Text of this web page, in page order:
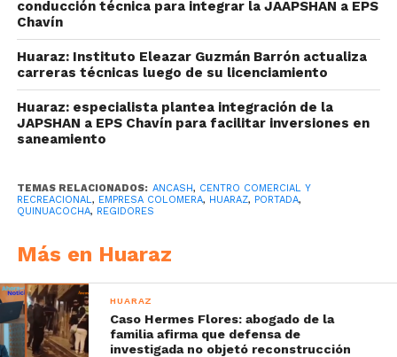
conducción técnica para integrar la JAAPSHAN a EPS
Chavín
Huaraz: Instituto Eleazar Guzmán Barrón actualiza
carreras técnicas luego de su licenciamiento
Huaraz: especialista plantea integración de la
JAPSHAN a EPS Chavín para facilitar inversiones en
saneamiento
TEMAS RELACIONADOS: ANCASH, CENTRO COMERCIAL Y
RECREACIONAL, EMPRESA COLOMERA, HUARAZ, PORTADA,
QUINUACOCHA, REGIDORES
Más en Huaraz
HUARAZ
Caso Hermes Flores: abogado de la
familia afirma que defensa de
investigada no objetó reconstrucción